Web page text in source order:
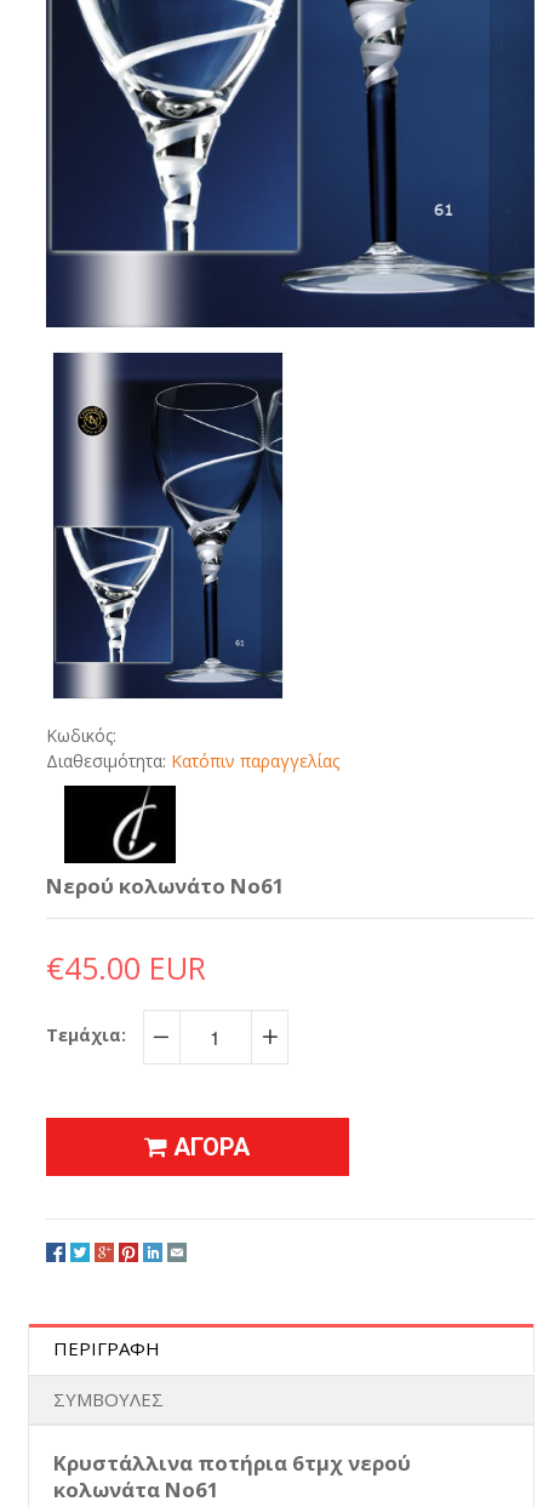
Κωδικός:
Διαθεσιμότητα: Κατόπιν παραγγελίας
Νερού κολωνάτο No61
€45.00 EUR
Τεμάχια:
− +
ΑΓΟΡΑ
ΠΕΡΙΓΡΑΦΗ
ΣΥΜΒΟΥΛΕΣ
Κρυστάλλινα ποτήρια 6τμχ νερού
κολωνάτα No61